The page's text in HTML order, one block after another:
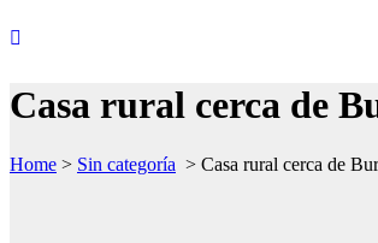
Casa rural cerca de
Home > Sin categoría > Casa rural cerca de